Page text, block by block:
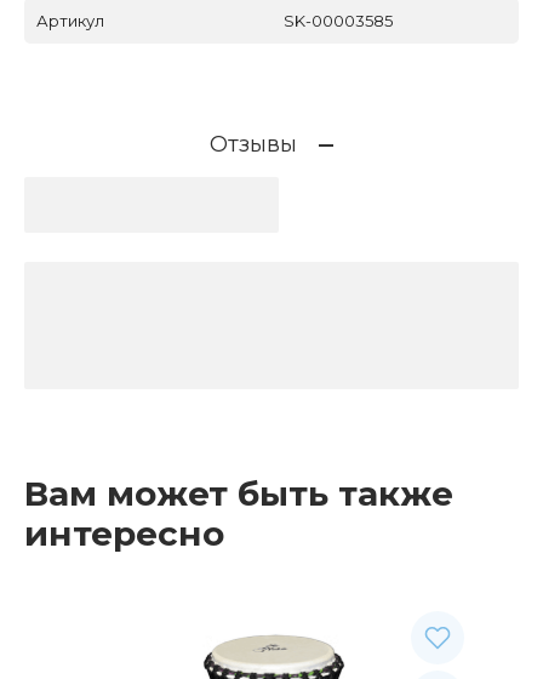
Артикул SK-00003585
Отзывы
Вам может быть также
интересно